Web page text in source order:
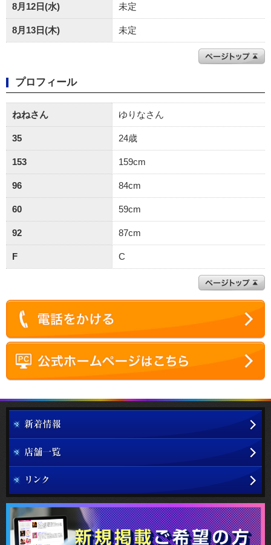
8月12日(水) 未定
8月13日(木) 未定
プロフィール
ねねさん ゆりなさん
35 24歳
153 159cm
96 84cm
60 59cm
92 87cm
F C